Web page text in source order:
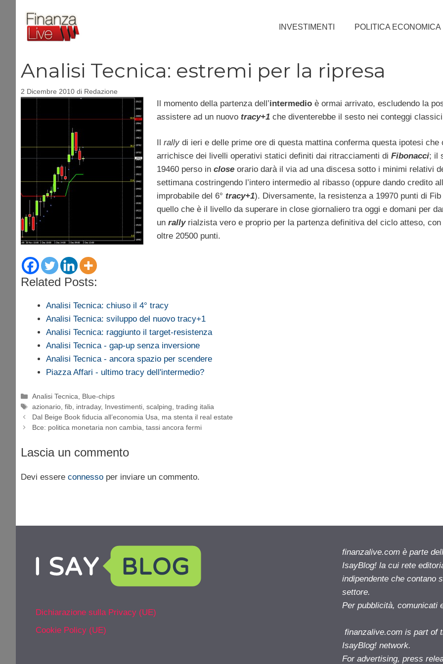
contenuto
INVESTIMENTI POLITICA ECONOMICA
Analisi Tecnica: estremi per la ripresa
2 Dicembre 2010 di Redazione
Il momento della partenza dell’intermedio è ormai arrivato, escludendo la
assistere ad un nuovo tracy+1che diventerebbe il sesto nei conteggi
rally di ieri e delle prime ore di questa mattina conferma questa ipotesi che
arrichisce dei livelli operativi statici definiti dai ritracciamenti di Fibonacci; il
19460 perso in close orario darà il via ad una discesa sotto i minimi relativi
settimana costringendo l’intero intermedio al ribasso (oppure dando credito
improbabile del 6° tracy+1). Diversamente, la resistenza a 19970 punti di
quello che è il livello da superare in close giornaliero tra oggi e domani per
un rally rialzista vero e proprio per la partenza definitiva del ciclo atteso, con
oltre 20500 punti.
Related Posts:
Analisi Tecnica: chiuso il 4° tracy
Analisi Tecnica: sviluppo del nuovo tracy+1
Analisi Tecnica: raggiunto il target-resistenza
Analisi Tecnica - gap-up senza inversione
Analisi Tecnica - ancora spazio per scendere
Piazza Affari - ultimo tracy dell'intermedio?
Categorie
Analisi Tecnica
Blue-chips
Tag
azionario ,fib intraday, Investimenti ,scalping ,trading italia
Dal Beige Book fiducia all’economia Usa, ma stenta il real estate
Bce: politica monetaria non cambia, tassi ancora fermi
Lascia un commento
Devi essere connesso per inviare un commento.
Dichiarazione sulla Privacy (UE)
Cookie Policy (UE)
finanzalive.com è parte
IsayBlog! la cui rete
indipendente che contano
settore.
Per pubblicità, comunicati
finanzalive.com is part of
IsayBlog! network.
For advertising, press